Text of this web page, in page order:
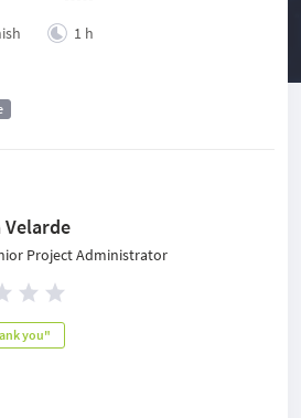
Velarde
Project Administrator
you"
1 h